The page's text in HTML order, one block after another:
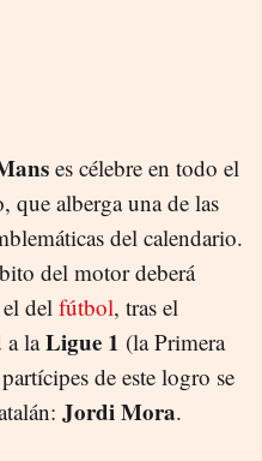
es célebre en todo el
alberga una de las
del calendario.
del motor deberá
del fútbol, tras el
a laLigue 1 (la Primera
de este logro se
Jordi Mora.